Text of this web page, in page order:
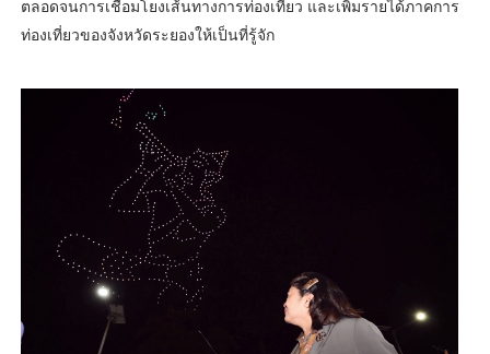
ตลอดจนการเชื่อมโยงเส้นทางการท่องเที่ยว และเพิ่มรายได้ภาคการ
ท่องเที่ยวของจังหวัดระยองให้เป็นที่รู้จัก